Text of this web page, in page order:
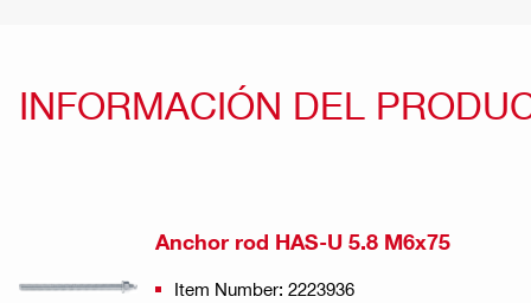
INFORMACIÓN DEL
Anchor rod HAS-U 5.8 M6x75
Item Number: 2223936